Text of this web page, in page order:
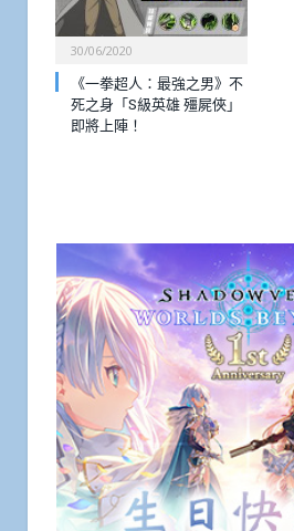
30/06/2020
《一拳超人：最強之男》不
死之身「S級英雄 殭屍俠」
即將上陣！